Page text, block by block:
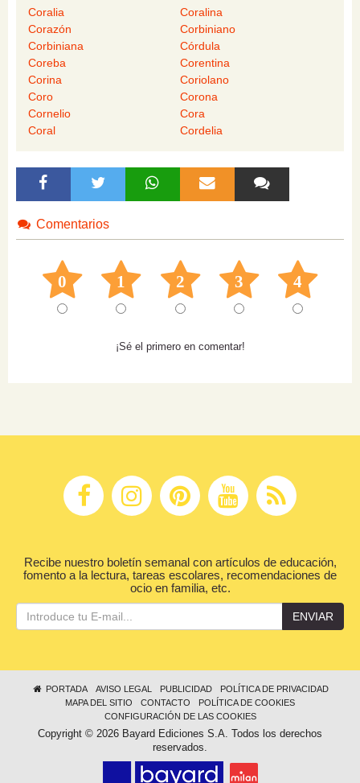
Coralia
Coralina
Corazón
Corbiniano
Corbiniana
Córdula
Coreba
Corentina
Corina
Coriolano
Coro
Corona
Cornelio
Cora
Coral
Cordelia
Comentarios
0 1 2 3 4
¡Sé el primero en comentar!
Recibe nuestro boletín semanal con artículos de educación,
fomento a la lectura, tareas escolares, recomendaciones de
ocio en familia, etc.
ENVIAR
PORTADA AVISO LEGAL PUBLICIDAD
POLÍTICA DE PRIVACIDAD
MAPA DEL SITIO
CONTACTO
POLÍTICA DE COOKIES
CONFIGURACIÓN DE LAS COOKIES
Copyright © 2026 Bayard Ediciones S.A. Todos los derechos
reservados.